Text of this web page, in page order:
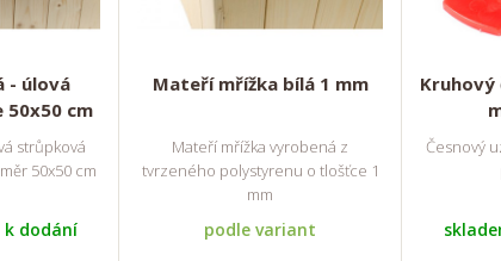
- úlová
cm
strůpková
50x50 cm
k dodání
Mateří mřížka bílá 1 mm
Mateří mřížka vyrobená z
tvrzeného polystyrenu o tlošťce 1
mm
podle variant
Kruhový
Česnový